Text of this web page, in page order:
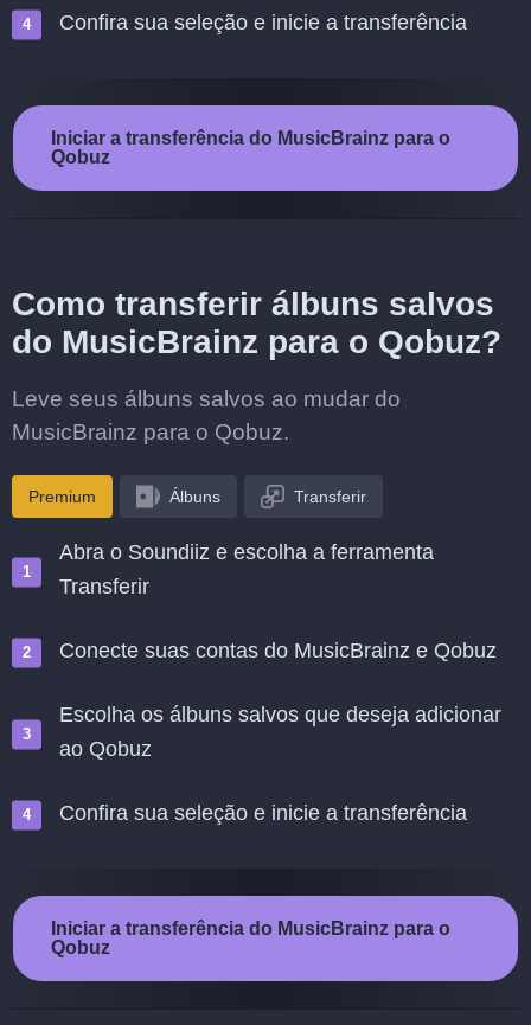
Confira sua seleção e inicie a transferência
Iniciar a transferência do MusicBrainz para o
Qobuz
Como transferir álbuns salvos
do MusicBrainz para o Qobuz?
Leve seus álbuns salvos ao mudar do
MusicBrainz para o Qobuz.
Premium Álbuns Transferir
Abra o Soundiiz e escolha a ferramenta
Transferir
Conecte suas contas do MusicBrainz e Qobuz
Escolha os álbuns salvos que deseja adicionar
ao Qobuz
Confira sua seleção e inicie a transferência
Iniciar a transferência do MusicBrainz para o
Qobuz